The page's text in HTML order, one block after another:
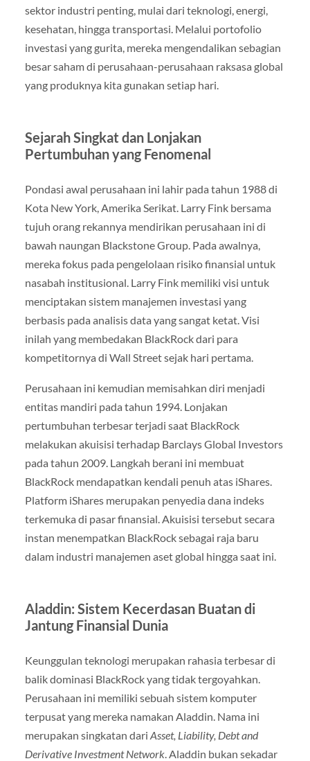
sektor industri penting, mulai dari teknologi, energi,
kesehatan, hingga transportasi. Melalui portofolio
investasi yang gurita, mereka mengendalikan sebagian
besar saham di perusahaan-perusahaan raksasa global
yang produknya kita gunakan setiap hari.
Sejarah Singkat dan Lonjakan
Pertumbuhan yang Fenomenal
Pondasi awal perusahaan ini lahir pada tahun 1988 di
Kota New York, Amerika Serikat. Larry Fink bersama
tujuh orang rekannya mendirikan perusahaan ini di
bawah naungan Blackstone Group. Pada awalnya,
mereka fokus pada pengelolaan risiko finansial untuk
nasabah institusional. Larry Fink memiliki visi untuk
menciptakan sistem manajemen investasi yang
berbasis pada analisis data yang sangat ketat. Visi
inilah yang membedakan BlackRock dari para
kompetitornya di Wall Street sejak hari pertama.
Perusahaan ini kemudian memisahkan diri menjadi
entitas mandiri pada tahun 1994. Lonjakan
pertumbuhan terbesar terjadi saat BlackRock
melakukan akuisisi terhadap Barclays Global Investors
pada tahun 2009. Langkah berani ini membuat
BlackRock mendapatkan kendali penuh atas iShares.
Platform iShares merupakan penyedia dana indeks
terkemuka di pasar finansial. Akuisisi tersebut secara
instan menempatkan BlackRock sebagai raja baru
dalam industri manajemen aset global hingga saat ini.
Aladdin: Sistem Kecerdasan Buatan di
Jantung Finansial Dunia
Keunggulan teknologi merupakan rahasia terbesar di
balik dominasi BlackRock yang tidak tergoyahkan.
Perusahaan ini memiliki sebuah sistem komputer
terpusat yang mereka namakan Aladdin. Nama ini
merupakan singkatan dari Asset, Liability, Debt and
Derivative Investment Network. Aladdin bukan sekadar